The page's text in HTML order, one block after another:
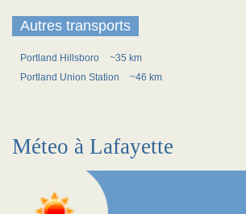
Autres transports
Portland Hillsboro
~35 km
Portland Union Station
~46 km
Méteo à Lafayette